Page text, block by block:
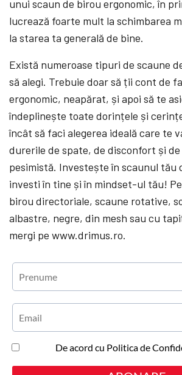
unui scaun de birou ergonomic, în
lucrează foarte mult la schimbarea
la starea ta generală de bine.
Există numeroase tipuri de scaune
să alegi. Trebuie doar să ții cont de
ergonomic, neapărat, și apoi să te
îndeplinește toate dorințele și
încât să faci alegerea ideală care te
durerile de spate, de disconfort și
pesimistă. Investește în scaunul tău
investi în tine și în mindset-ul tău!
birou directoriale, scaune rotative,
albastre, negre, din mesh sau cu
mergi pe www.drimus.ro.